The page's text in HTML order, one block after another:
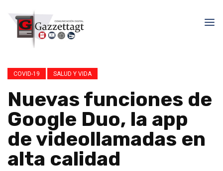
COVID-19 SALUD Y VIDA
Nuevas funciones de
Google Duo, la app
de videollamadas en
alta calidad